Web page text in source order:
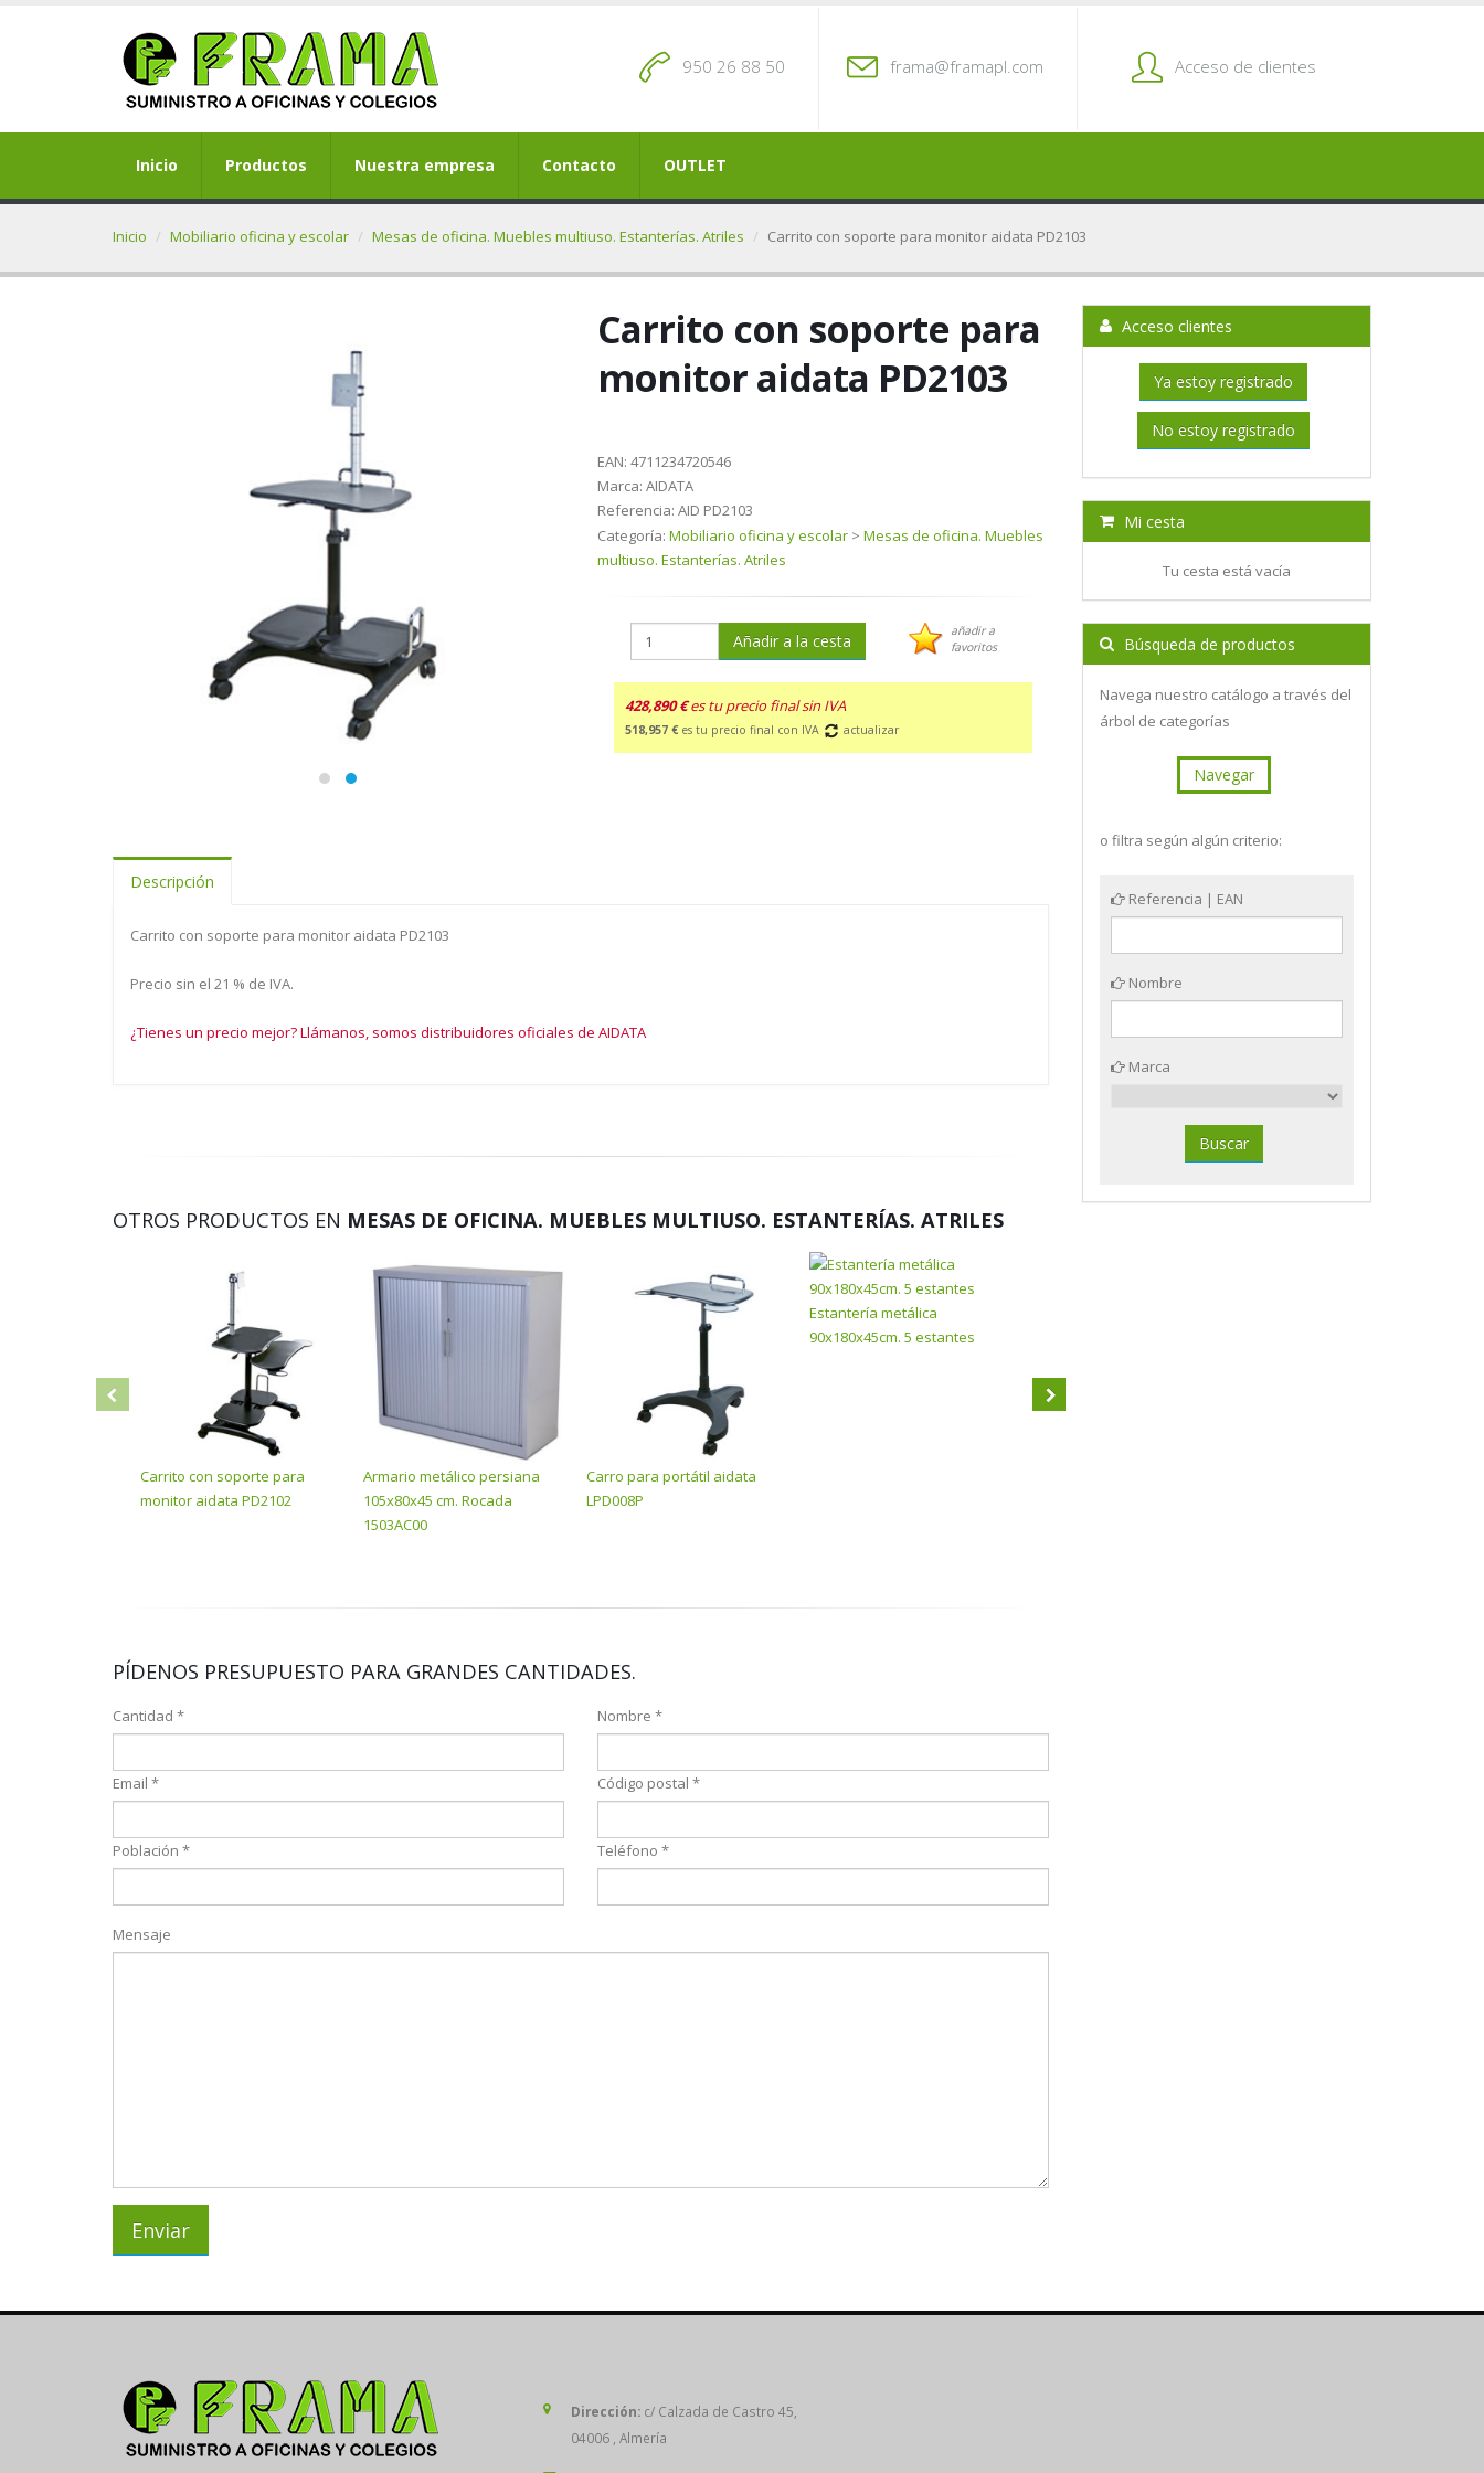
950 26 88 50 frama@framapl.com Acceso de clientes
Inicio Productos Nuestra empresa Contacto OUTLET
Inicio Mobiliario oficina y escolar Mesas de oficina. Muebles multiuso. Estanterías. Atriles Carrito con soporte para monitor aidata PD2103
Carrito con soporte para
monitor aidata PD2103
EAN: 4711234720546
Marca: AIDATA
Referencia: AID PD2103
Categoría: Mobiliario oficina y escolar> Mesas de oficina. Muebles
multiuso. Estanterías. Atriles
Añadir a la cesta
añadir a
favoritos
428,890 €es tu precio final sin IVA
518,957 € es tu precio final con IVA actualizar
Descripción
Carrito con soporte para monitor aidata PD2103
Precio sin el 21 % de IVA.
¿Tienes un precio mejor? Llámanos, somos distribuidores oficiales de AIDATA
OTROS PRODUCTOS EN MESAS DE OFICINA. MUEBLES MULTIUSO. ESTANTERÍAS. ATRILES
Carrito con soporte para
monitor aidata PD2102
Armario metálico persiana
105x80x45 cm. Rocada
1503AC00
Carro para portátil aidata
LPD008P
Estantería metálica
90x180x45cm. 5 estantes
PÍDENOS PRESUPUESTO PARA GRANDES CANTIDADES.
Cantidad * Nombre *
Email * Código postal *
Población * Teléfono *
Mensaje
Acceso clientes
Ya estoy registrado
No estoy registrado
Mi cesta
Tu cesta está vacía
Búsqueda de productos
Navega nuestro catálogo a través del
árbol de categorías
Navegar
o filtra según algún criterio:
Referencia | EAN
Nombre
Marca
Dirección: c/ Calzada de Castro 45,
04006 , Almería